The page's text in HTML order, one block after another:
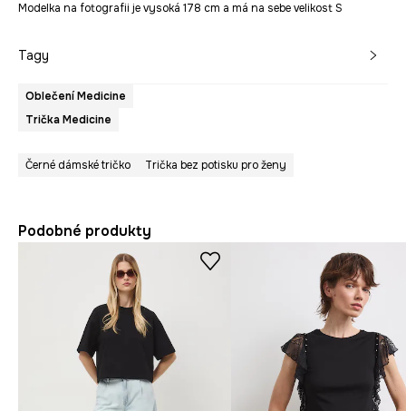
Modelka na fotografii je vysoká 178 cm a má na sebe velikost S
Tagy
Oblečení Medicine
Trička Medicine
Černé dámské tričko Trička bez potisku pro ženy
Podobné produkty